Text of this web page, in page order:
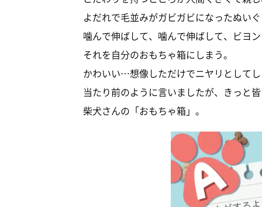
よだれで毛並みがガビガビになったぬい
噛んで伸ばして、噛んで伸ばして、ビヨ
それを自分のおもちゃ箱にしまう。
かわいい…想像しただけでニヤリとして
当たり前のように言いましたが、きっと
柴犬さんの「おもちゃ箱」。